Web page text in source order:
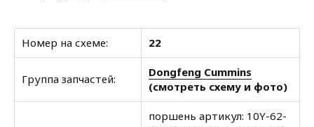
Номер на схеме: 22
Группа запчастей:
Dongfeng Cummins
(смотреть схему и фото)
поршень артикул: 10Y-62-